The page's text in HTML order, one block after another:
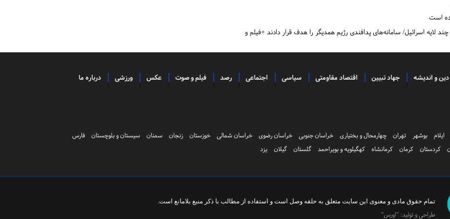
است
اسرائیل/ سامانه‌های پدافندی رژیم همدیگر را هدف قرار دادند +فیلم و
دین و اندیشه جهاد تبیین اقتصاد مقاومتی سیاسی اجتماعی رصد فیلم و صوت عکس ورزشی درباره ما
ایلام بوشهر تهران چهارمحال و بختیاری خراسان جنوبی خراسان رضوی خراسان شمالی خوزستان زنجان سمنان سیستان و بلوچستان
فارس
کردستان کرمان کرمانشاه کهگیلویه و بویراحمد گلستان گیلان یزد
تمام حقوق مادی و معنوی این سایت متعلق به حلقه وصل است و استفاده از مطالب با ذکر منبع بلامانع است.
طراحی و تولید: "اورس"